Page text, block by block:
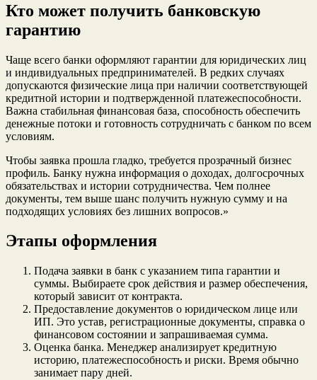
Кто может получить банковскую
гарантию
Чаще всего банки оформляют гарантии для юридических лиц
и индивидуальных предпринимателей. В редких случаях
допускаются физические лица при наличии соответствующей
кредитной истории и подтвержденной платежеспособности.
Важна стабильная финансовая база, способность обеспечить
денежные потоки и готовность сотрудничать с банком по всем
условиям.
Чтобы заявка прошла гладко, требуется прозрачный бизнес
профиль. Банку нужна информация о доходах, долгосрочных
обязательствах и истории сотрудничества. Чем полнее
документы, тем выше шанс получить нужную сумму и на
подходящих условиях без лишних вопросов.»
Этапы оформления
Подача заявки в банк с указанием типа гарантии и
суммы. Выбираете срок действия и размер обеспечения,
который зависит от контракта.
Предоставление документов о юридическом лице или
ИП. Это устав, регистрационные документы, справка о
финансовом состоянии и запрашиваемая сумма.
Оценка банка. Менеджер анализирует кредитную
историю, платежеспособность и риски. Время обычно
занимает пару дней.